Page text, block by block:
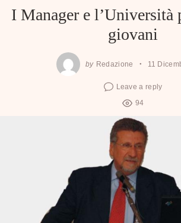
I Manager e l’Università
giovani
by Redazione 11
Leave a reply
94